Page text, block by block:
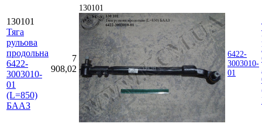
130101
Тяга
рульова
продольна
6422-
3003010-
01
(L=850)
БААЗ
7
908,02
130101
6422-
3003010-
01